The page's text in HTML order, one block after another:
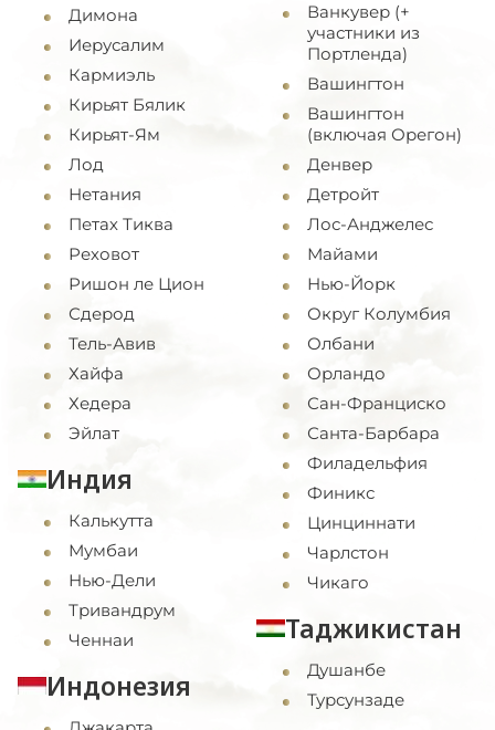
Димона
Иерусалим
Кармиэль
Кирьят Бялик
Кирьят-Ям
Лод
Нетания
Петах Тиква
Реховот
Ришон ле Цион
Сдерод
Тель-Авив
Хайфа
Хедера
Эйлат
Индия
Калькутта
Мумбаи
Нью-Дели
Тривандрум
Ченнаи
Индонезия
Ванкувер (+
участники из
Портленда)
Вашингтон
Вашингтон
(включая Орегон)
Денвер
Детройт
Лос-Анджелес
Майами
Нью-Йорк
Округ Колумбия
Олбани
Орландо
Сан-Франциско
Санта-Барбара
Филадельфия
Финикс
Цинциннати
Чарлстон
Чикаго
Таджикистан
Душанбе
Турсунзаде